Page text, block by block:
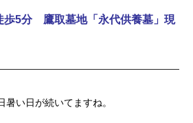
歩5分 鷹取墓地「永代供養墓」現
い日が続いてますね。